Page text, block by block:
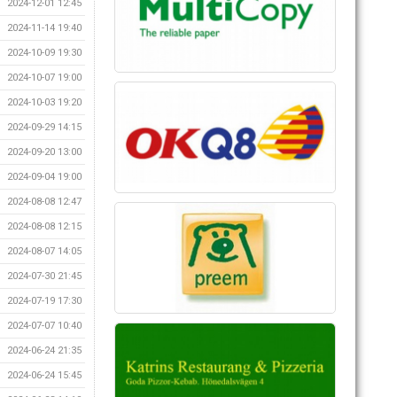
2024-12-01 12:45
2024-11-14 19:40
2024-10-09 19:30
2024-10-07 19:00
2024-10-03 19:20
2024-09-29 14:15
2024-09-20 13:00
2024-09-04 19:00
2024-08-08 12:47
2024-08-08 12:15
2024-08-07 14:05
2024-07-30 21:45
2024-07-19 17:30
2024-07-07 10:40
2024-06-24 21:35
2024-06-24 15:45